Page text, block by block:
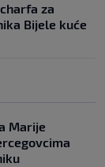
za
Bijele kuće
Marije